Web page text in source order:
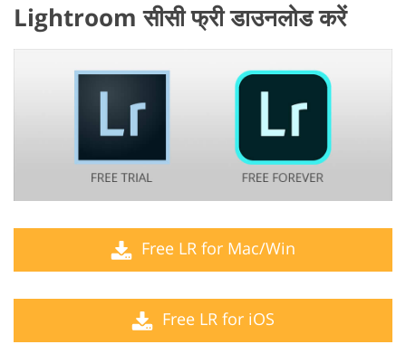
Lightroom सीसी फ्री डाउनलोड करें
Free LR for Mac/Win
Free LR for iOS